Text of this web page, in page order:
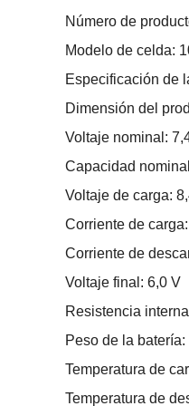
Número de
Modelo de celda:
Especificación de
Dimensión del
Voltaje nominal:
Capacidad
Voltaje de carga:
Corriente de
Corriente de
Voltaje final: 6,0 V
Resistencia
Peso de la batería:
Temperatura de
Temperatura de